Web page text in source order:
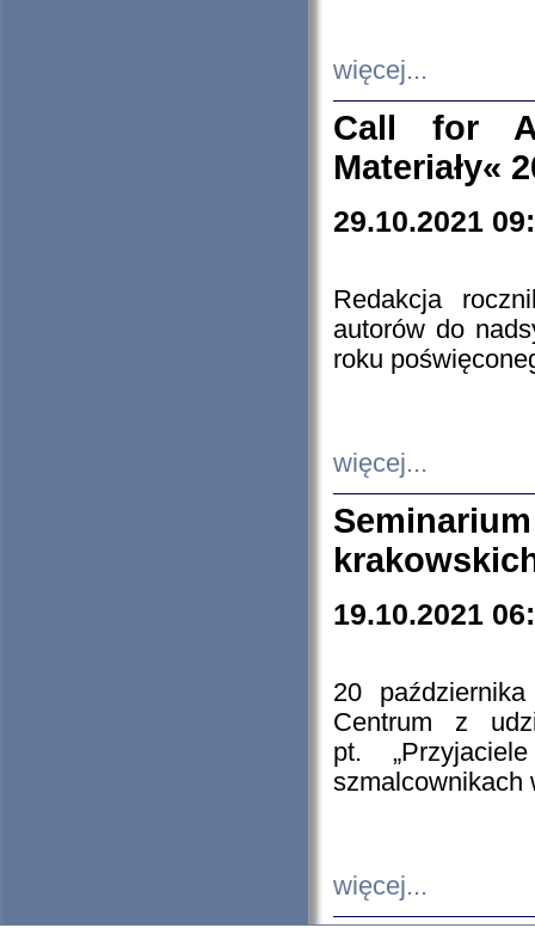
więcej...
Call for
Materiały«
29.10.2021
Redakcja
autorów do
roku
więcej...
19.10.2021
20
Centrum z
pt.
szmalcownikach
więcej...